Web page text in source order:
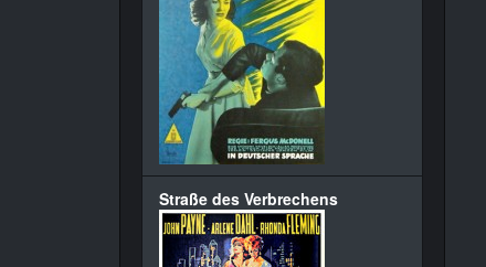
Straße des Verbrechens